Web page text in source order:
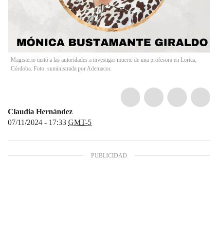
Magisterio instó a las autoridades a investigar muerte de una profesora en Lorica,
Córdoba. Foto: suministrada por Ademacor.
Claudia Hernández
07/11/2024 - 17:33 GMT-5